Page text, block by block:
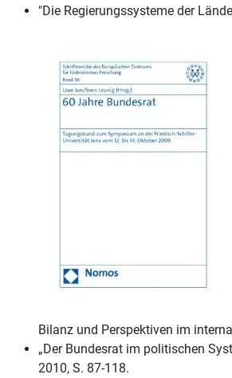
"Die Regierungssysteme der
Bilanz und Perspektiven im
„Der Bundesrat im politischen
2010, S. 87-118.